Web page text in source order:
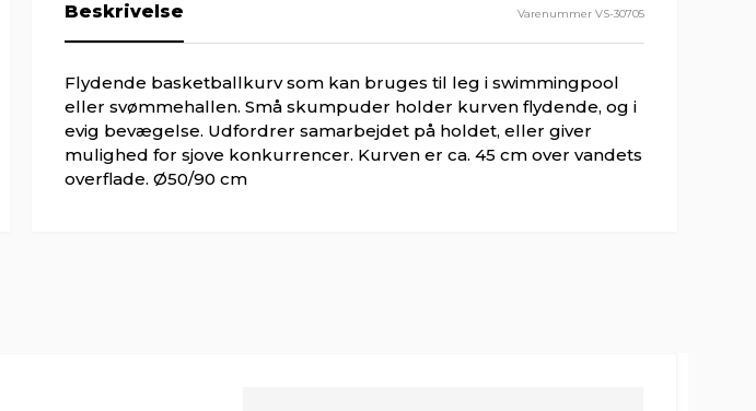
Varenummer VS-30705
Beskrivelse
Flydende basketballkurv som kan bruges til leg i swimmingpool
eller svømmehallen. Små skumpuder holder kurven flydende, og i
evig bevægelse. Udfordrer samarbejdet på holdet, eller giver
mulighed for sjove konkurrencer. Kurven er ca. 45 cm over vandets
overflade. Ø50/90 cm